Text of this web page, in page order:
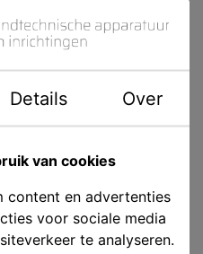
T.b.v.
125mm
3501.1
voorradig
400 x 210mm
Details Over
van cookies
content en advertenties
voor sociale media
te analyseren.